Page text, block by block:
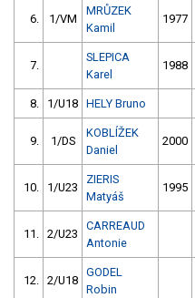
6. 1/VM
MRŮZEK
Kamil
1977
7.
SLEPICA
Karel
1988
8. 1/U18 HELY Bruno
9. 1/DS
KOBLÍŽEK
Daniel
2000
10. 1/U23
ZIERIS
Matyáš
1995
11. 2/U23
CARREAUD
Antonie
12. 2/U18
GODEL
Robin